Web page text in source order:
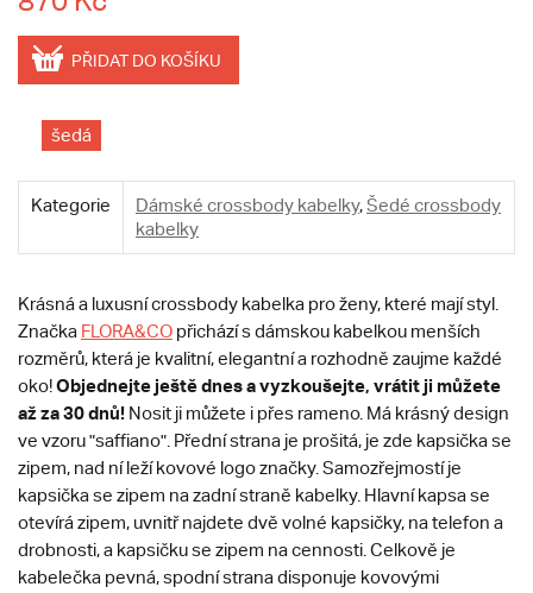
PŘIDAT DO KOŠÍKU
šedá
Kategorie Dámské crossbody kabelky,Šedé crossbody
kabelky
Krásná a luxusní crossbody kabelka pro ženy, které mají styl.
Značka FLORA&CO přichází s dámskou kabelkou menších
rozměrů, která je kvalitní, elegantní a rozhodně zaujme každé
oko!Objednejte ještě dnes a vyzkoušejte, vrátit ji můžete
až za 30 dnů! Nosit ji můžete i přes rameno. Má krásný design
ve vzoru "saffiano". Přední strana je prošitá, je zde kapsička se
zipem, nad ní leží kovové logo značky. Samozřejmostí je
kapsička se zipem na zadní straně kabelky. Hlavní kapsa se
otevírá zipem, uvnitř najdete dvě volné kapsičky, na telefon a
drobnosti, a kapsičku se zipem na cennosti. Celkově je
kabelečka pevná, spodní strana disponuje kovovými